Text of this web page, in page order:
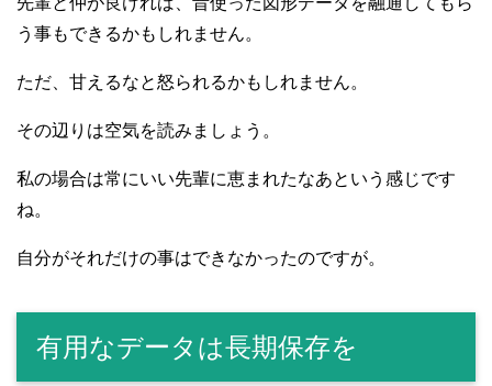
う事もできるかもしれません。
ただ、甘えるなと怒られるかもしれません。
その辺りは空気を読みましょう。
私の場合は常にいい先輩に恵まれたなあという感じです
ね。
自分がそれだけの事はできなかったのですが。
有用なデータは長期保存を